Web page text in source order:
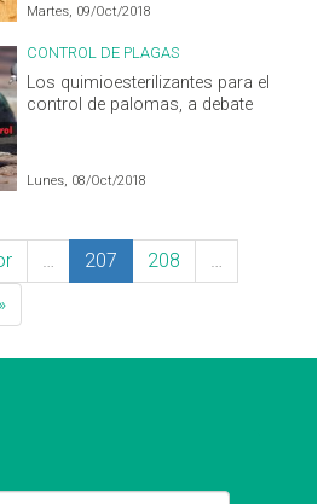
Martes, 09/Oct/2018
CONTROL DE PLAGAS
Los quimioesterilizantes para el
control de palomas, a debate
Lunes, 08/Oct/2018
207 208